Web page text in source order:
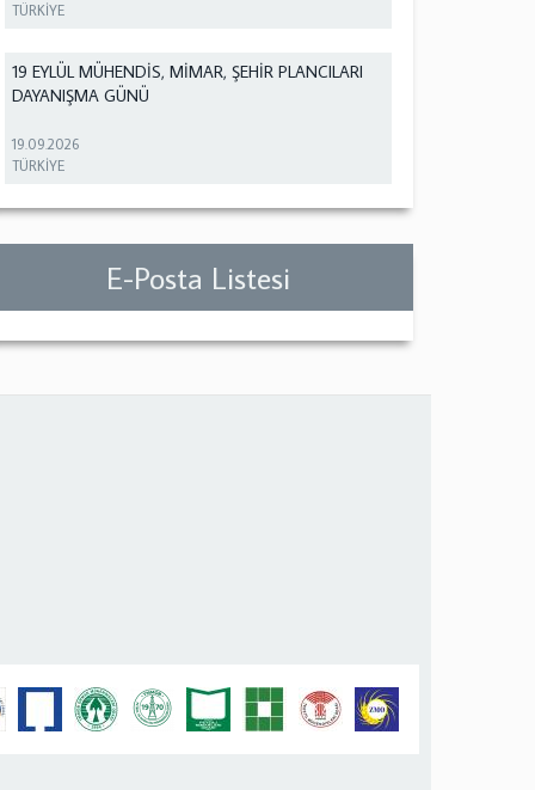
TÜRKİYE
19 EYLÜL MÜHENDİS, MİMAR, ŞEHİR PLANCILARI
DAYANIŞMA GÜNÜ
19.09.2026
TÜRKİYE
E-Posta Listesi